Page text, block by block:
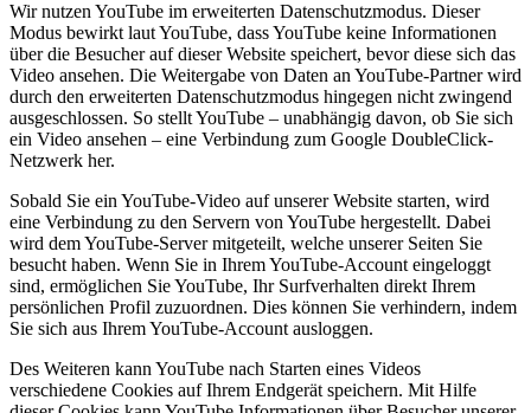
Wir nutzen YouTube im erweiterten Datenschutzmodus. Dieser
Modus bewirkt laut YouTube, dass YouTube keine Informationen
über die Besucher auf dieser Website speichert, bevor diese sich das
Video ansehen. Die Weitergabe von Daten an YouTube-Partner wird
durch den erweiterten Datenschutzmodus hingegen nicht zwingend
ausgeschlossen. So stellt YouTube – unabhängig davon, ob Sie sich
ein Video ansehen – eine Verbindung zum Google DoubleClick-
Netzwerk her.
Sobald Sie ein YouTube-Video auf unserer Website starten, wird
eine Verbindung zu den Servern von YouTube hergestellt. Dabei
wird dem YouTube-Server mitgeteilt, welche unserer Seiten Sie
besucht haben. Wenn Sie in Ihrem YouTube-Account eingeloggt
sind, ermöglichen Sie YouTube, Ihr Surfverhalten direkt Ihrem
persönlichen Profil zuzuordnen. Dies können Sie verhindern, indem
Sie sich aus Ihrem YouTube-Account ausloggen.
Des Weiteren kann YouTube nach Starten eines Videos
verschiedene Cookies auf Ihrem Endgerät speichern. Mit Hilfe